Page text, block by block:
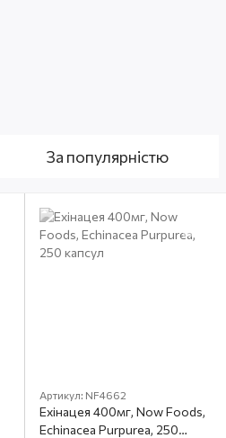
За популярністю
Артикул: NF4662
Ехінацея 400мг, Now Foods,
Echinacea Purpurea, 250